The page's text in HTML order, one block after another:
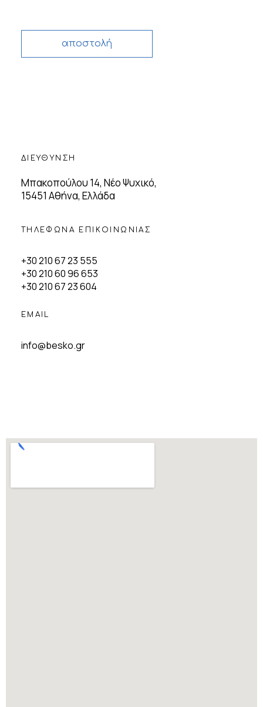
αποστολή
ΔΙΕΥΘΥΝΣΗ
Μπακοπούλου 14, Νέο Ψυχικό,
15451 Αθήνα, Ελλάδα
ΤΗΛΕΦΩΝΑ ΕΠΙΚΟΙΝΩΝΙΑΣ
+30 210 67 23 555
+30 210 60 96 653
+30 210 67 23 604
EMAIL
info@besko.gr